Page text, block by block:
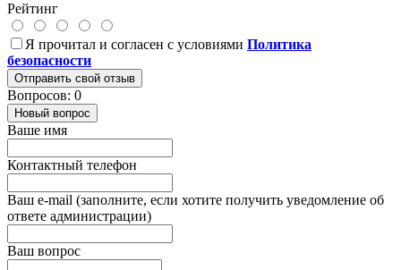
Рейтинг
Я прочитал и согласен с условиями Политика
безопасности
Отправить свой отзыв
Вопросов: 0
Новый вопрос
Ваше имя
Контактный телефон
Ваш e-mail (заполните, если хотите получить уведомление об
ответе администрации)
Ваш вопрос